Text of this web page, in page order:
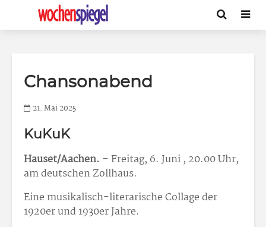
Chansonabend
21. Mai 2025
KuKuK
Hauset/Aachen. – Freitag, 6. Juni , 20.00 Uhr,
am deutschen Zollhaus.
Eine musikalisch-literarische Collage der
1920er und 1930er Jahre.